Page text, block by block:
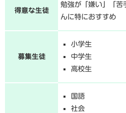
得意な生徒
勉強が「嫌い」「苦
んに特におすすめ
募集生徒
小学生
中学生
高校生
国語
社会